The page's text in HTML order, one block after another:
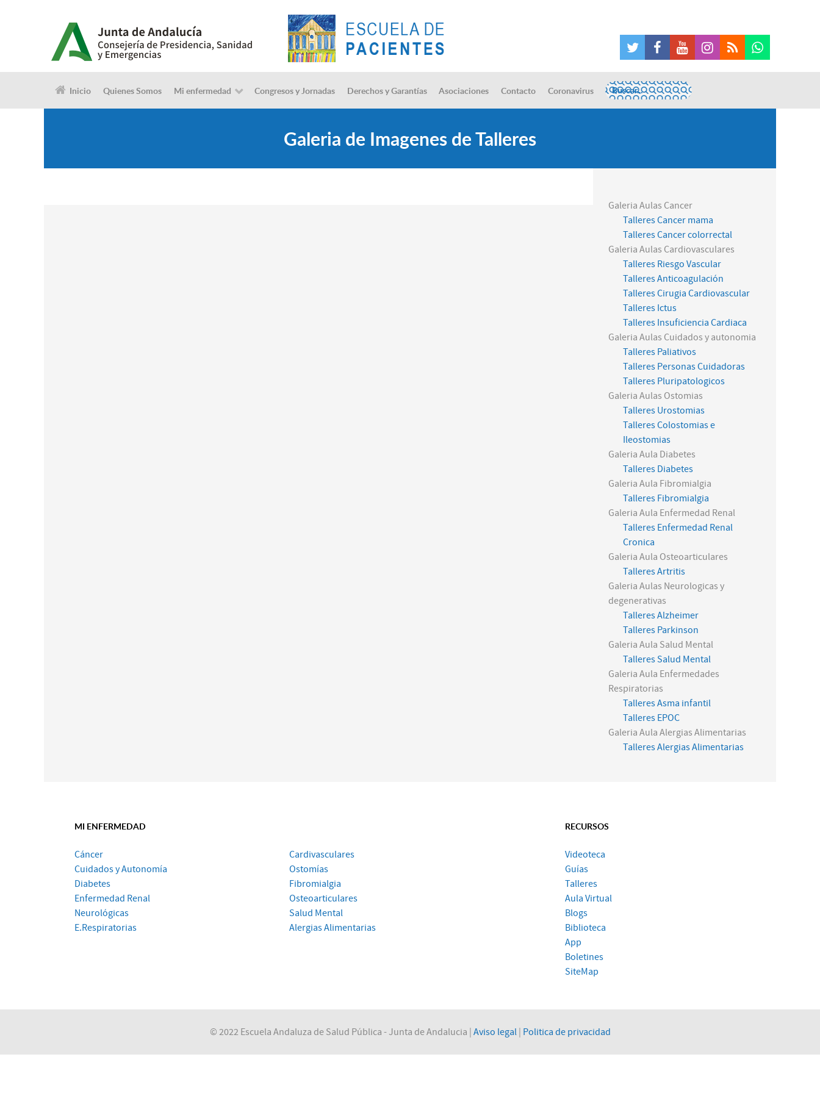
Inicio Quienes Somos Mi enfermedad Congresos y Jornadas Derechos y Garantías Asociaciones Contacto Coronavirus
Galeria de Imagenes de Talleres
Galeria Aulas Cancer
Talleres Cancer mama
Talleres Cancer colorrectal
Galeria Aulas Cardiovasculares
Talleres Riesgo Vascular
Talleres Anticoagulación
Talleres Cirugia Cardiovascular
Talleres Ictus
Talleres Insuficiencia Cardiaca
Galeria Aulas Cuidados y autonomia
Talleres Paliativos
Talleres Personas Cuidadoras
Talleres Pluripatologicos
Galeria Aulas Ostomias
Talleres Urostomias
Talleres Colostomias e
Ileostomias
Galeria Aula Diabetes
Talleres Diabetes
Galeria Aula Fibromialgia
Talleres Fibromialgia
Galeria Aula Enfermedad Renal
Talleres Enfermedad Renal
Cronica
Galeria Aula Osteoarticulares
Talleres Artritis
Galeria Aulas Neurologicas y
degenerativas
Talleres Alzheimer
Talleres Parkinson
Galeria Aula Salud Mental
Talleres Salud Mental
Galeria Aula Enfermedades
Respiratorias
Talleres Asma infantil
Talleres EPOC
Galeria Aula Alergias Alimentarias
Talleres Alergias Alimentarias
MI ENFERMEDAD
Cáncer
Cuidados y Autonomía
Diabetes
Enfermedad Renal
Neurológicas
E.Respiratorias
Cardivasculares
Ostomías
Fibromialgia
Osteoarticulares
Salud Mental
Alergias Alimentarias
RECURSOS
Videoteca
Guías
Talleres
Aula Virtual
Blogs
Biblioteca
App
Boletines
SiteMap
© 2022 Escuela Andaluza de Salud Pública - Junta de Andalucia | Aviso legal| Politica de privacidad